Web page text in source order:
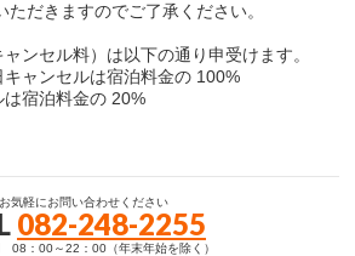
ますのでご了承ください。
ンセル料）は以下の通り申受けます。
ャンセルは宿泊料金の 100%
宿泊料金の 20%
お気軽にお問い合わせください
082-248-2255
08：00～22：00（年末年始を除く）